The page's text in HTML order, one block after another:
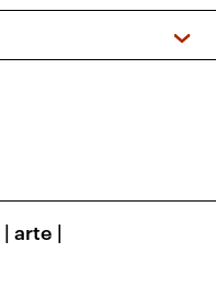
| arte |